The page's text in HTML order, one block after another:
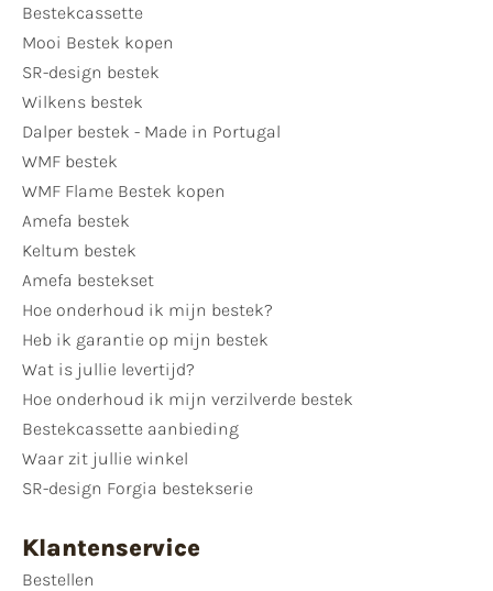
Bestekcassette
Mooi Bestek kopen
SR-design bestek
Wilkens bestek
Dalper bestek - Made in Portugal
WMF bestek
WMF Flame Bestek kopen
Amefa bestek
Keltum bestek
Amefa bestekset
Hoe onderhoud ik mijn bestek?
Heb ik garantie op mijn bestek
Wat is jullie levertijd?
Hoe onderhoud ik mijn verzilverde bestek
Bestekcassette aanbieding
Waar zit jullie winkel
SR-design Forgia bestekserie
Klantenservice
Bestellen